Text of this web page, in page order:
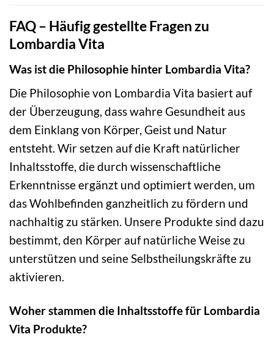
FAQ – Häufig gestellte Fragen zu
Lombardia Vita
Was ist die Philosophie hinter Lombardia Vita?
Die Philosophie von Lombardia Vita basiert auf
der Überzeugung, dass wahre Gesundheit aus
dem Einklang von Körper, Geist und Natur
entsteht. Wir setzen auf die Kraft natürlicher
Inhaltsstoffe, die durch wissenschaftliche
Erkenntnisse ergänzt und optimiert werden, um
das Wohlbefinden ganzheitlich zu fördern und
nachhaltig zu stärken. Unsere Produkte sind dazu
bestimmt, den Körper auf natürliche Weise zu
unterstützen und seine Selbstheilungskräfte zu
aktivieren.
Woher stammen die Inhaltsstoffe für Lombardia
Vita Produkte?